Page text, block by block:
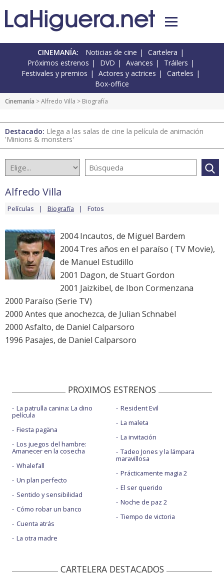
CINEMANÍA: Noticias de cine
Cartelera
Próximos estrenos
DVD Avances
Tráilers
Festivales y premios
Actores y actrices
Carteles
Box-office
Cinemanía >Alfredo Villa > Biografía
Destacado: Llega a las salas de cine la película de animación
'Minions & monsters'
Alfredo Villa
Películas Biografía Fotos
2004 Incautos, de Miguel Bardem
2004 Tres años en el paraíso ( TV Movie),
de Manuel Estudillo
2001 Dagon, de Stuart Gordon
2001 Jaizkibel, de Ibon Cormenzana
2000 Paraíso (Serie TV)
2000 Antes que anochezca, de Julian Schnabel
2000 Asfalto, de Daniel Calparsoro
1996 Pasajes, de Daniel Calparsoro
PROXIMOS ESTRENOS
La patrulla canina: La dino
película
Fiesta pagäna
Los juegos del hambre:
Amanecer en la cosecha
Whalefall
Un plan perfecto
Sentido y sensibilidad
Cómo robar un banco
Cuenta atrás
La otra madre
Resident Evil
La maleta
La invitación
Tadeo Jones y la lámpara
maravillosa
Prácticamente magia 2
El ser querido
Noche de paz 2
Tiempo de victoria
CARTELERA DESTACADOS